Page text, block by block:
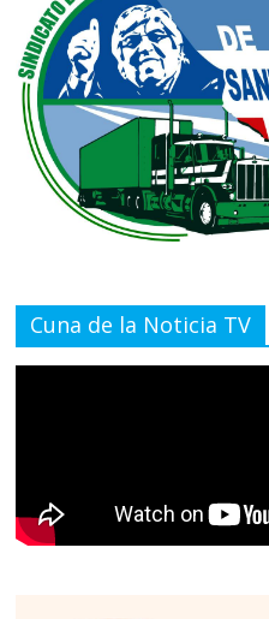
Cuna de la Noticia TV